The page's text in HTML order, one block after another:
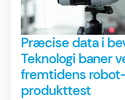
Præcise data i
Teknologi baner
fremtidens
produkttest